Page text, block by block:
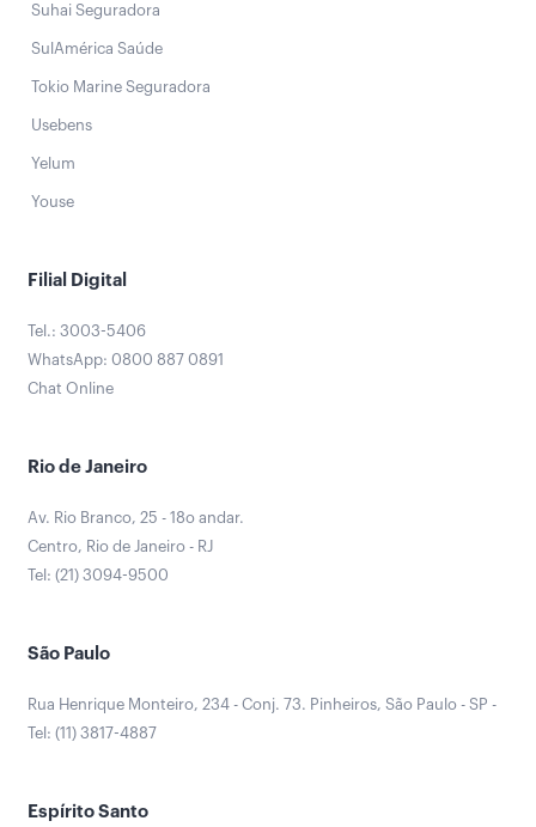
Suhai Seguradora
SulAmérica Saúde
Tokio Marine Seguradora
Usebens
Yelum
Youse
Filial Digital
Tel.: 3003-5406
WhatsApp: 0800 887 0891
Chat Online
Rio de Janeiro
Av. Rio Branco, 25 - 18o andar.
Centro, Rio de Janeiro - RJ
Tel: (21) 3094-9500
São Paulo
Rua Henrique Monteiro, 234 - Conj. 73. Pinheiros, São Paulo - SP -
Tel: (11) 3817-4887
Espírito Santo